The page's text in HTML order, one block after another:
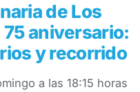
de Los
aniversario:
y recorrido
a las 18:15 horas